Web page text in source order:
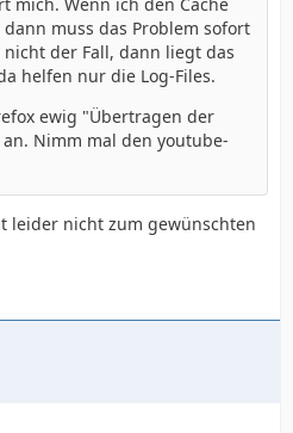
muss das Problem sofort
der Fall, dann liegt das
helfen nur die Log-Files.
ewig "Übertragen der
Nimm mal den youtube-
leider nicht zum gewünschten